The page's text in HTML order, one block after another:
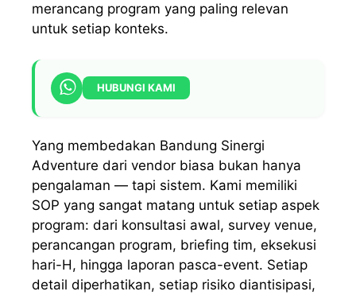
merancang program yang paling relevan
untuk setiap konteks.
HUBUNGI KAMI
Yang membedakan Bandung Sinergi
Adventure dari vendor biasa bukan hanya
pengalaman — tapi sistem. Kami memiliki
SOP yang sangat matang untuk setiap aspek
program: dari konsultasi awal, survey venue,
perancangan program, briefing tim, eksekusi
hari-H, hingga laporan pasca-event. Setiap
detail diperhatikan, setiap risiko diantisipasi,